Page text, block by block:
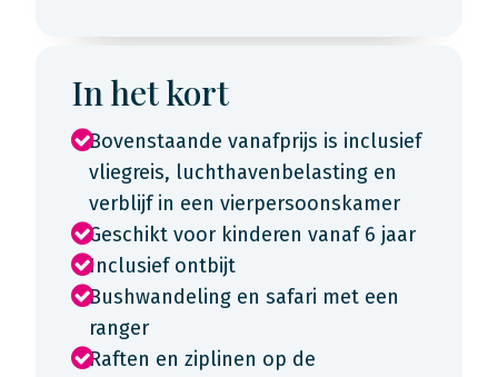
In het kort
Bovenstaande vanafprijs is inclusief
vliegreis, luchthavenbelasting en
verblijf in een vierpersoonskamer
Geschikt voor kinderen vanaf 6 jaar
Inclusief ontbijt
Bushwandeling en safari met een
ranger
Raften en ziplinen op de